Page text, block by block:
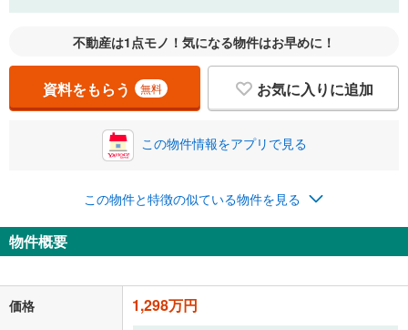
0万円 1,298万円
自己資金から住宅購入にかけられる金額を入力してくださ
閉じる
ボーナス
万円
/回
0円
ナス時の増額分（1回分）を入力してください。
閉じる
月々の返済額
＋修繕積立金 4,000円＋管理費 7,600円
不動産は1点モノ！気になる物件はお早めに！
資料をもらう 無料 お気に入りに追加
この物件情報をアプリで見る
この物件と特徴の似ている物件を見る
物件概要
価格 1,298万円